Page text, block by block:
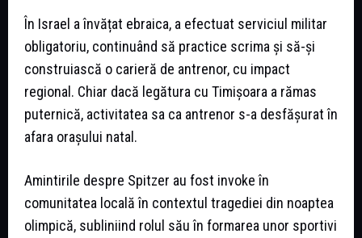
În Israel a învățat ebraica, a efectuat serviciul militar
obligatoriu, continuând să practice scrima și să-și
construiască o carieră de antrenor, cu impact
regional. Chiar dacă legătura cu Timișoara a rămas
puternică, activitatea sa ca antrenor s-a desfășurat în
afara orașului natal.
Amintirile despre Spitzer au fost invoke în
comunitatea locală în contextul tragediei din noaptea
olimpică, subliniind rolul său în formarea unor sportivi